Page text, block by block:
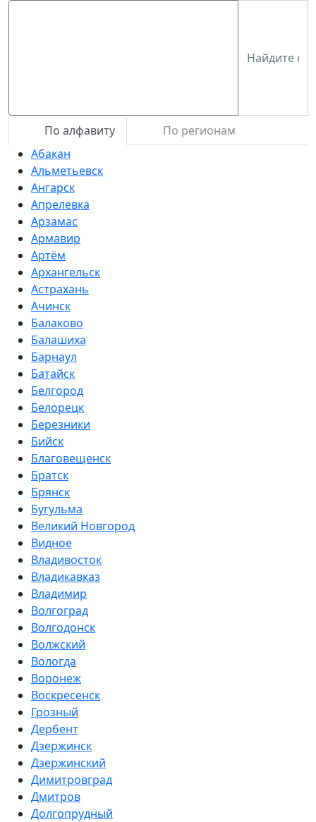
По алфавиту
По регионам
Абакан
Альметьевск
Ангарск
Апрелевка
Арзамас
Армавир
Артём
Архангельск
Астрахань
Ачинск
Балаково
Балашиха
Барнаул
Батайск
Белгород
Белорецк
Березники
Бийск
Благовещенск
Братск
Брянск
Бугульма
Великий Новгород
Видное
Владивосток
Владикавказ
Владимир
Волгоград
Волгодонск
Волжский
Вологда
Воронеж
Воскресенск
Грозный
Дербент
Дзержинск
Дзержинский
Димитровград
Дмитров
Долгопрудный